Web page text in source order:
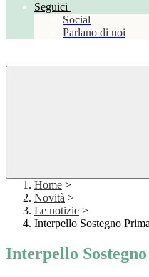
Seguici
Social
Parlano di noi
Home >
Novità >
Le notizie >
Interpello Sostegno
Interpello